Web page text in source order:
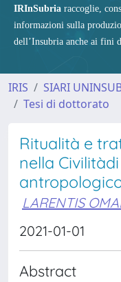
IRInSubria raccoglie,
informazioni sulla
dell’Insubria anche ai fini
IRIS SIARI
Tesi di dottorato
Ritualità e
nella
LARENTIS
2021-01-01
Abstract